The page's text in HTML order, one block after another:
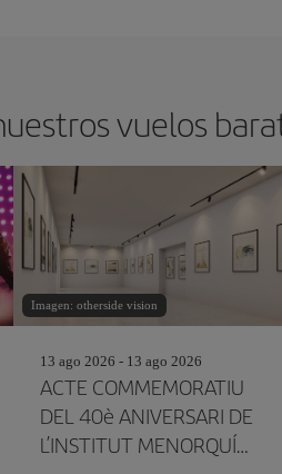
vuelos
Imagen: otherside vision
13 ago 2026 - 13 ago 2026
ACTE COMMEMORATIU
DEL 40è ANIVERSARI DE
L’INSTITUT MENORQUÍ